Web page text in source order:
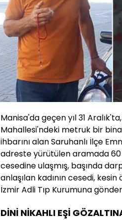
Manisa'da geçen yıl 31
Mahallesi'ndeki metruk bir
ihbarını alan Saruhanlı İlçe
adreste yürütülen aramada 60
cesedine ulaşmış, başında
anlaşılan kadının cesedi,
İzmir Adli Tıp Kurumuna
DİNİ NİKAHLI EŞİ